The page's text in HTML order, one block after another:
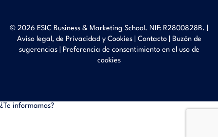
© 2026 ESIC Business & Marketing School. NIF: R2800828B. |
Aviso legal, de Privacidad y Cookies| Contacto|
Buzón de
sugerencias|
Preferencia de consentimiento en el uso de
cookies
¿Te informamos?